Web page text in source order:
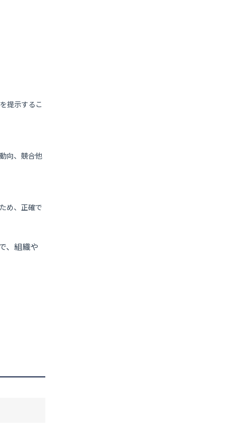
提示するこ
向、競合他
め、正確で
、組織や